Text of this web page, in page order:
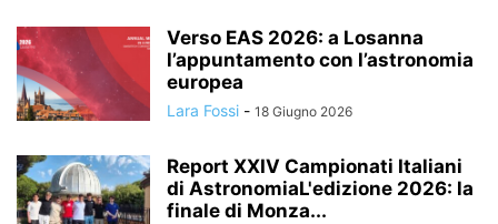
Verso EAS 2026: a Losanna
l’appuntamento con l’astronomia
europea
Lara Fossi - 18 Giugno 2026
Report XXIV Campionati Italiani
di AstronomiaL'edizione 2026: la
finale di Monza...